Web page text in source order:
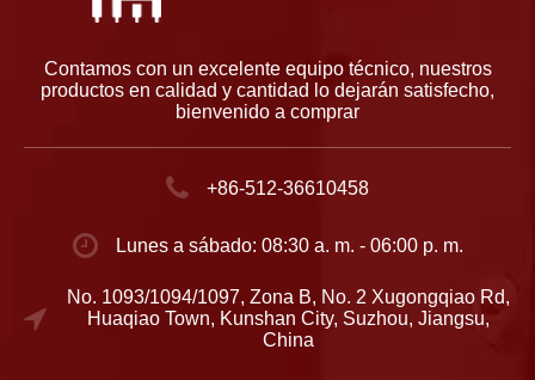
Contamos con un excelente equipo técnico, nuestros
productos en calidad y cantidad lo dejarán satisfecho,
bienvenido a comprar
+86-512-36610458
Lunes a sábado: 08:30 a. m. - 06:00 p. m.
No. 1093/1094/1097, Zona B, No. 2 Xugongqiao Rd,
Huaqiao Town, Kunshan City, Suzhou, Jiangsu,
China